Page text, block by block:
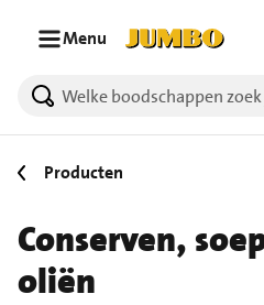
Menu
70 producten gevonden.
Producten
Conserven,
oliën